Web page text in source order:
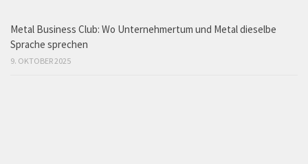
Metal Business Club: Wo Unternehmertum und Metal dieselbe
Sprache sprechen
9. OKTOBER 2025